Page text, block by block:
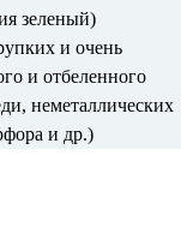
зеленый)
и очень
и отбеленного
неметаллических
и др.)